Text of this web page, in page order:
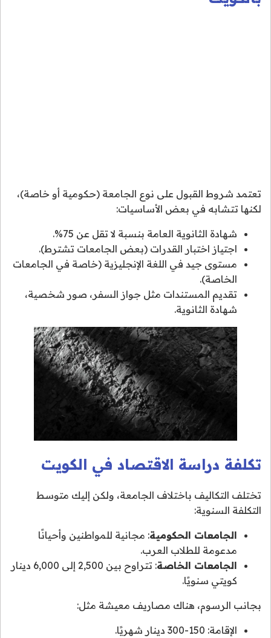
تعتمد شروط القبول على نوع الجامعة (حكومية أو خاصة)،
لكنها تتشابه في بعض الأساسيات:
شهادة الثانوية العامة بنسبة لا تقل عن 75%.
اجتياز اختبار القدرات (بعض الجامعات تشترط).
مستوى جيد في اللغة الإنجليزية (خاصة في الجامعات
الخاصة).
تقديم المستندات مثل جواز السفر، صور شخصية،
شهادة الثانوية.
تكلفة دراسة الاقتصاد في الكويت
تختلف التكاليف باختلاف الجامعة، ولكن إليك متوسط
التكلفة السنوية:
الجامعات الحكومية: مجانية للمواطنين وأحيانًا
مدعومة للطلاب العرب.
الجامعات الخاصة
: تتراوح بين 2,500 إلى 6,000 دينار
كويتي سنويًا.
بجانب الرسوم، هناك مصاريف معيشة مثل:
الإقامة: 150-300 دينار شهريًا.